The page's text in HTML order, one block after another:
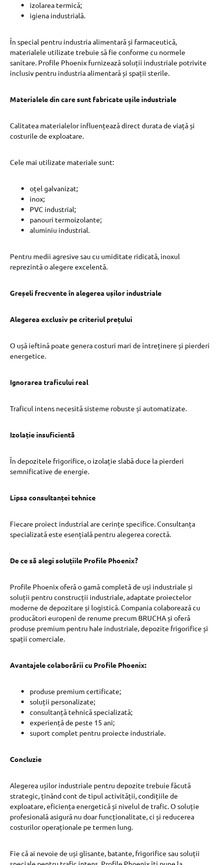
izolarea termică;
igiena industrială.
În special pentru industria alimentară și farmaceutică,
materialele utilizate trebuie să fie conforme cu normele
sanitare. Profile Phoenix furnizează soluții industriale potrivite
inclusiv pentru industria alimentară și spații sterile.
Materialele din care sunt fabricate ușile industriale
Calitatea materialelor influențează direct durata de viață și
costurile de exploatare.
Cele mai utilizate materiale sunt:
oțel galvanizat;
inox;
PVC industrial;
panouri termoizolante;
aluminiu industrial.
Pentru medii agresive sau cu umiditate ridicată, inoxul
reprezintă o alegere excelentă.
Greșeli frecvente în alegerea ușilor industriale
Alegerea exclusiv pe criteriul prețului
O ușă ieftină poate genera costuri mari de întreținere și pierderi
energetice.
Ignorarea traficului real
Traficul intens necesită sisteme robuste și automatizate.
Izolație insuficientă
În depozitele frigorifice, o izolație slabă duce la pierderi
semnificative de energie.
Lipsa consultanței tehnice
Fiecare proiect industrial are cerințe specifice. Consultanța
specializată este esențială pentru alegerea corectă.
De ce să alegi soluțiile Profile Phoenix?
Profile Phoenix oferă o gamă completă de uși industriale și
soluții pentru construcții industriale, adaptate proiectelor
moderne de depozitare și logistică. Compania colaborează cu
producători europeni de renume precum BRUCHA și oferă
produse premium pentru hale industriale, depozite frigorifice și
spații comerciale.
Avantajele colaborării cu Profile Phoenix:
produse premium certificate;
soluții personalizate;
consultanță tehnică specializată;
experiență de peste 15 ani;
suport complet pentru proiecte industriale.
Concluzie
Alegerea ușilor industriale pentru depozite trebuie făcută
strategic, ținând cont de tipul activității, condițiile de
exploatare, eficiența energetică și nivelul de trafic. O soluție
profesională asigură nu doar funcționalitate, ci și reducerea
costurilor operaționale pe termen lung.
Fie că ai nevoie de uși glisante, batante, frigorifice sau soluții